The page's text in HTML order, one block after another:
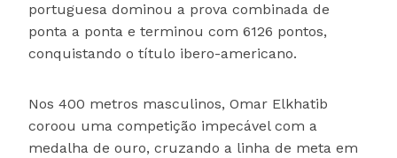
portuguesa dominou a prova combinada de
ponta a ponta e terminou com 6126 pontos,
conquistando o título ibero-americano.
Nos 400 metros masculinos, Omar Elkhatib
coroou uma competição impecável com a
medalha de ouro, cruzando a linha de meta em